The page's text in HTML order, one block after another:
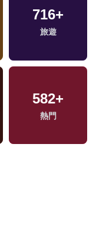
716+
旅遊
582+
熱門
115+
兩岸
56+
2024立委選戰